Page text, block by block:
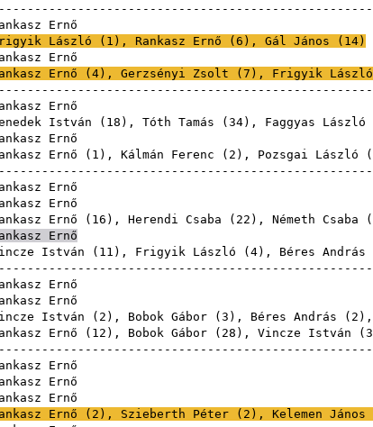
László ( 1 ), Rankasz Ernő ( 6 ), Gál János ( 14)
Ernő ( 4), Gerzsényi Zsolt ( 7 ), Frigyik László
István ( 18 ), Tóth Tamás ( 34), Faggyas László
Ernő ( 1 ), Kálmán Ferenc ( 2 ), Pozsgai László (
Ernő ( 16 ), Herendi Csaba ( 22 ), Németh Csaba (
Ernő
István ( 11 ), Frigyik László ( 4), Béres András
István ( 2 ), Bobok Gábor ( 3 ), Béres András ( 2 ),
Ernő ( 12 ), Bobok Gábor ( 28 ), Vincze István (
Ernő ( 2 ), Szieberth Péter ( 2 ), Kelemen János